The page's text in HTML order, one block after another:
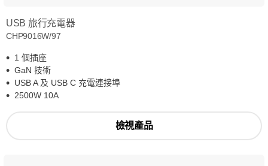
USB 旅行充電器
CHP9016W/97
1 個插座
GaN 技術
USB A 及 USB C 充電連接埠
2500W 10A
檢視產品